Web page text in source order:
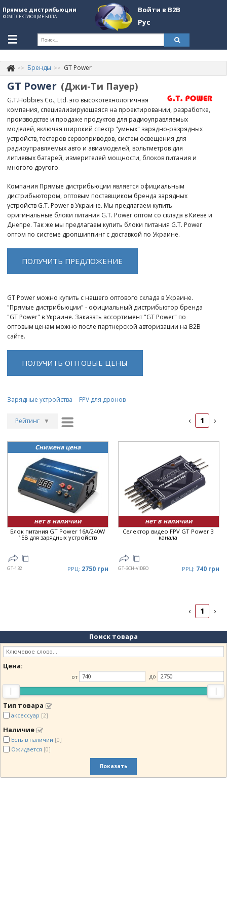
Прямые дистрибьюции
КОМПЛЕКТУЮЩИЕ БПЛА
Войти в B2B
Рус
+380507774092 Контакты
Информация о компании
About Company
Обзоры
Категории
Войти в B2B
Стать партнером
Бренды GT Power
GT Power (Джи-Ти Пауер)
G.T.Hobbies Co., Ltd. это высокотехнологичная
компания, специализирующаяся на проектировании, разработке,
производстве и продаже продуктов для радиоуправляемых
моделей, включая широкий спектр "умных" зарядно-разрядных
устройств, тестеров сервоприводов, систем освещения для
радиоуправляемых авто и авиамоделей, вольтметров для
литиевых батарей, измерителей мощности, блоков питания и
многого другого.
Компания Прямые дистрибьюции является официальным
дистрибьютором, оптовым поставщиком бренда зарядных
устройств G.T. Power в Украине. Мы предлагаем купить
оригинальные блоки питания G.T. Power оптом со склада в Киеве и
Днепре. Так же мы предлагаем купить блоки питания G.T. Power
оптом по системе дропшиппинг с доставкой по Украине.
ПОЛУЧИТЬ ПРЕДЛОЖЕНИЕ
GT Power можно купить с нашего оптового склада в Украине.
"Прямые дистрибьюции" - официальный дистрибьютор бренда
"GT Power" в Украине. Заказать ассортимент "GT Power" по
оптовым ценам можно после партнерской авторизации на B2B
сайте.
ПОЛУЧИТЬ ОПТОВЫЕ ЦЕНЫ
Зарядные устройства FPV для дронов
Рейтинг ▼
Дата ▲
Дата ▼
Цена ▲
Цена ▼
‹ 1 ›
Снижена цена
нет в наличии
Блок питания GT Power 16A/240W
15В для зарядных устройств
GT-132 РРЦ: 2750 грн
нет в наличии
Селектор видео FPV GT Power 3
канала
GT-3CH-VIDEO РРЦ: 740 грн
‹ 1 ›
Поиск товара
Цена:
от до
Тип товара
аксессуар [2]
Наличие
Есть в наличии [0]
Ожидается [0]
Показать